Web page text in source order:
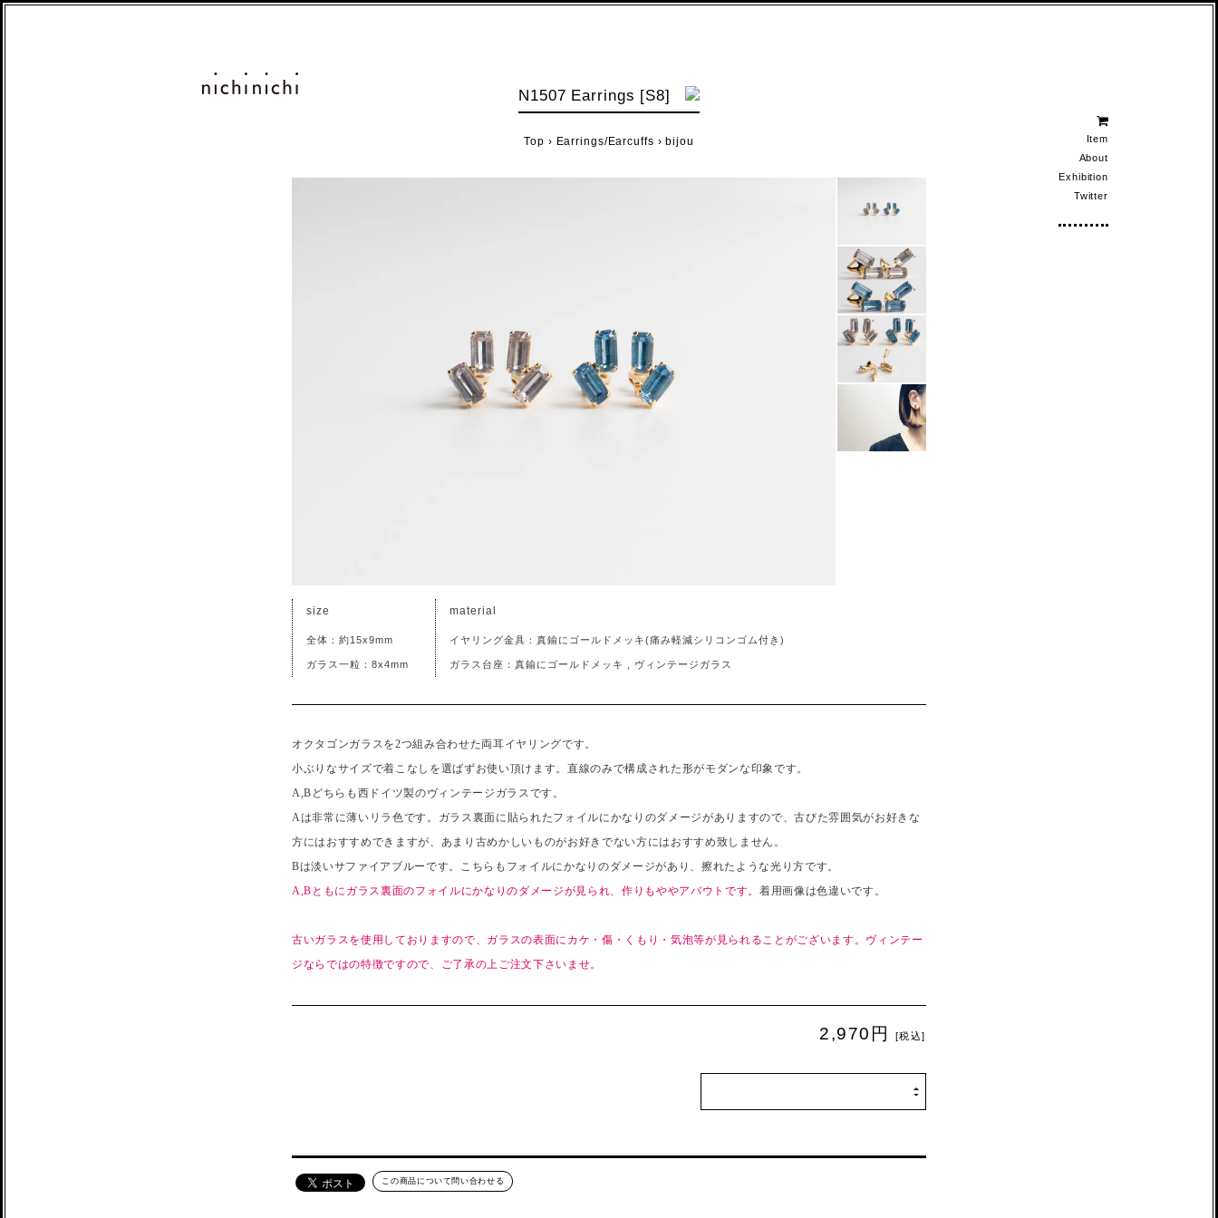
Item
About
Exhibition
Twitter
N1507 Earrings [S8]
Top › Earrings/Earcuffs ›bijou
size
全体：約15x9mm
ガラス一粒：8x4mm
material
イヤリング金具：真鍮にゴールドメッキ(痛み軽減シリコンゴム付き)
ガラス台座：真鍮にゴールドメッキ , ヴィンテージガラス
オクタゴンガラスを2つ組み合わせた両耳イヤリングです。
小ぶりなサイズで着こなしを選ばずお使い頂けます。直線のみで構成された形がモダンな印象です。
A,Bどちらも西ドイツ製のヴィンテージガラスです。
Aは非常に薄いリラ色です。ガラス裏面に貼られたフォイルにかなりのダメージがありますので、古びた雰囲気がお好きな
方にはおすすめできますが、あまり古めかしいものがお好きでない方にはおすすめ致しません。
Bは淡いサファイアブルーです。こちらもフォイルにかなりのダメージがあり、擦れたような光り方です。
A,Bともにガラス裏面のフォイルにかなりのダメージが見られ、作りもややアバウトです。 着用画像は色違いです。
古いガラスを使用しておりますので、ガラスの表面にカケ・傷・くもり・気泡等が見られることがございます。ヴィンテー
ジならではの特徴ですので、ご了承の上ご注文下さいませ。
2,970円 [税込]
この商品について問い合わせる